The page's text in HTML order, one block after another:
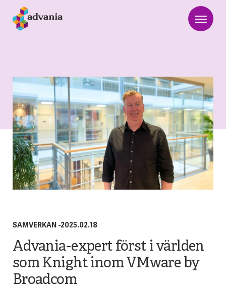
SAMVERKAN -2025.02.18
Advania-expert först i världen
som Knight inom VMware by
Broadcom